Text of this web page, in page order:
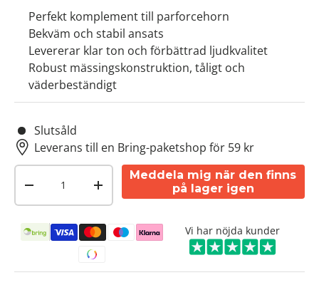
Perfekt komplement till parforcehorn
Bekväm och stabil ansats
Levererar klar ton och förbättrad ljudkvalitet
Robust mässingskonstruktion, tåligt och
väderbeständigt
Slutsåld
Leverans till en Bring-paketshop för 59 kr
-
+
Meddela mig när den finns
på lager igen
Betalningsmetoder Vi har nöjda kunder